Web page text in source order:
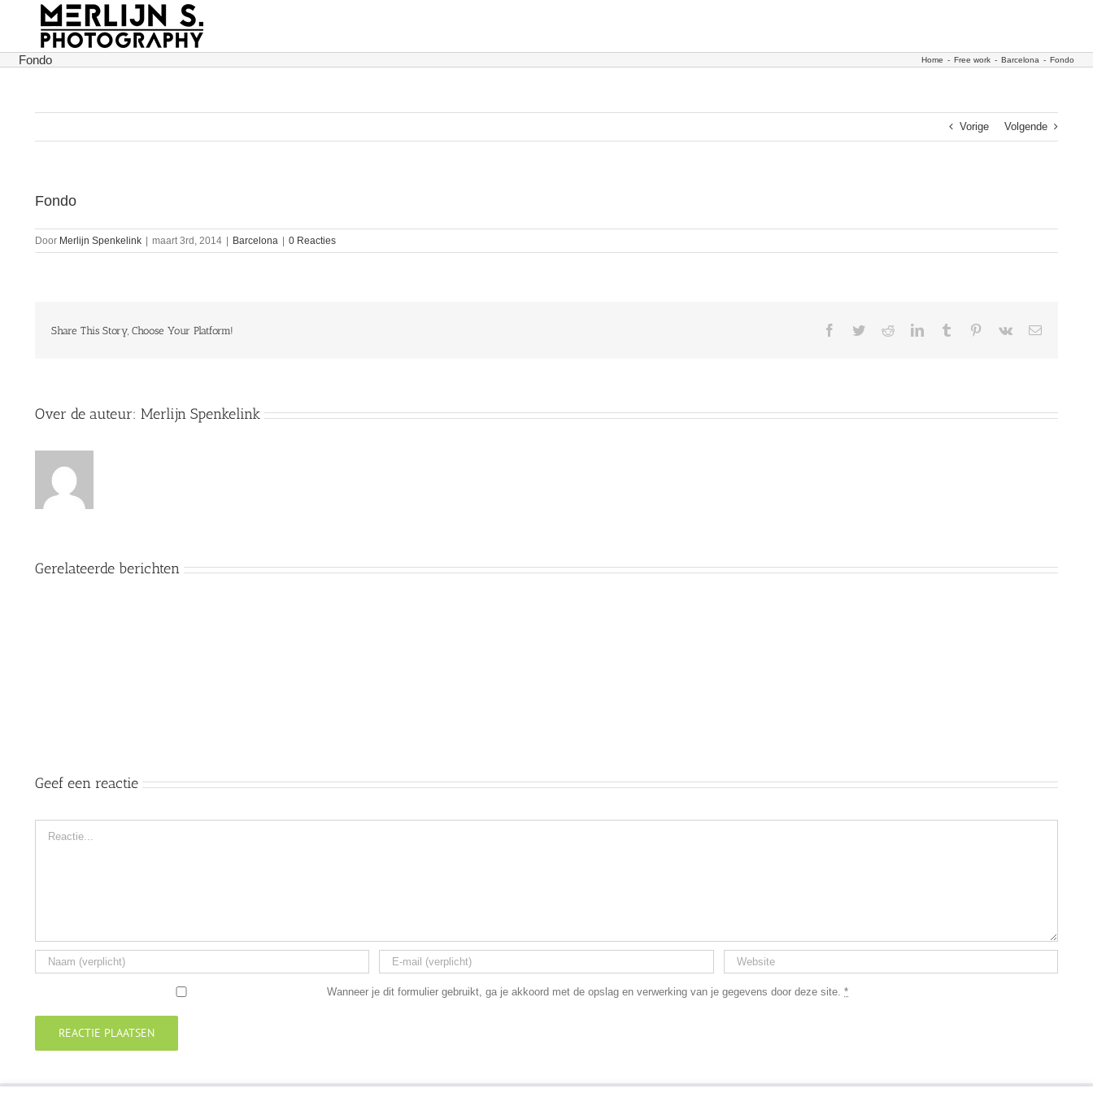
Fondo Home - Free work - Barcelona - Fondo
Vorige Volgende
Fondo
Door Merlijn Spenkelink maart 3rd, 2014 Barcelona 0 Reacties
Share This Story, Choose Your Platform! Facebook
TwitterRedditLinkedInTumblr Pinterest
Vk
E-
Over de auteur: Merlijn Spenkelink
Gerelateerde berichten
Geef een reactie
Wanneer je dit formulier gebruikt, ga je akkoord met de opslag en verwerking van je gegevens door deze site.*